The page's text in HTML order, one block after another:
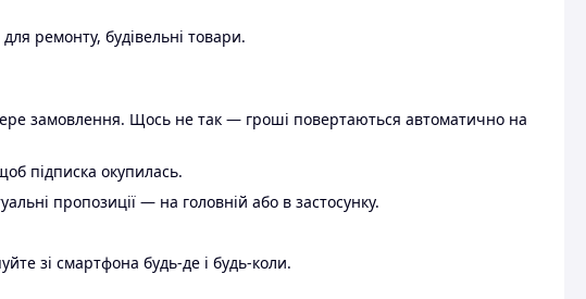
ремонту, будівельні товари.
замовлення. Щось не так — гроші повертаються автоматично на
підписка окупилась.
пропозиції — на головній або в застосунку.
зі смартфона будь-де і будь-коли.